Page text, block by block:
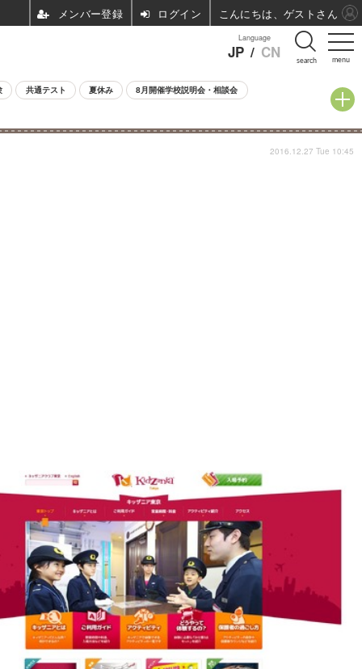
menu
Language
JP / CN search
共通テスト 夏休み 8月開催学校説明会・相談会
2016.12.27 Tue 10:45
ログイン こんにちは、ゲストさん